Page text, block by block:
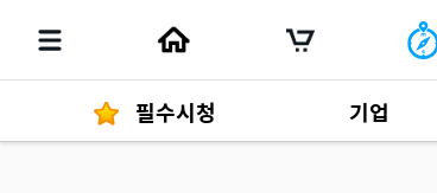
필수시청 기업